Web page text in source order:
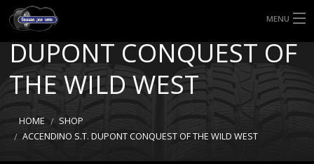
MENU
HOME
TIPI DI GOMME
MISURE GOMME
ACCENDINO S.T.
DUPONT CONQUEST OF
THE WILD WEST
HOME
SHOP
ACCENDINO S.T. DUPONT CONQUEST OF THE WILD WEST